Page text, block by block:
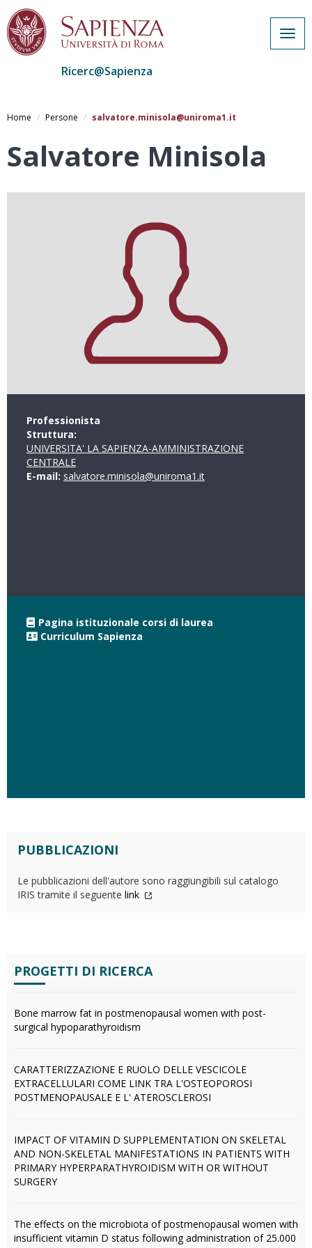
al
principale
Ricerc@Sapienza
Home Persone salvatore.minisola@uniroma1.it
Salvatore Minisola
Professionista
Struttura:
UNIVERSITA' LA SAPIENZA-AMMINISTRAZIONE
CENTRALE
E-mail: salvatore.minisola@uniroma1.it
Pagina istituzionale corsi di laurea
Curriculum Sapienza
PUBBLICAZIONI
Le pubblicazioni dell'autore sono raggiungibili sul catalogo
IRIS tramite il seguente link
PROGETTI DI RICERCA
Bone marrow fat in postmenopausal women with post-
surgical hypoparathyroidism
CARATTERIZZAZIONE E RUOLO DELLE VESCICOLE
EXTRACELLULARI COME LINK TRA L'OSTEOPOROSI
POSTMENOPAUSALE E L' ATEROSCLEROSI
IMPACT OF VITAMIN D SUPPLEMENTATION ON SKELETAL
AND NON-SKELETAL MANIFESTATIONS IN PATIENTS WITH
PRIMARY HYPERPARATHYROIDISM WITH OR WITHOUT
SURGERY
The effects on the microbiota of postmenopausal women with
insufficient vitamin D status following administration of 25.000